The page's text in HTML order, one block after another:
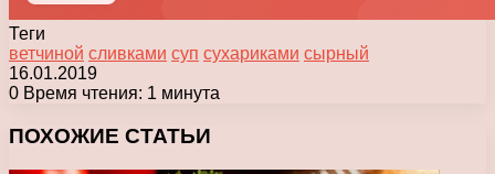
Теги
ветчиной сливками суп сухариками сырный
16.01.2019
0 Время чтения: 1 минута
ПОХОЖИЕ СТАТЬИ